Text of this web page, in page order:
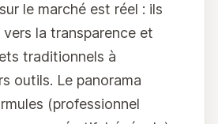
le marché est réel : ils
la transparence et
traditionnels à
outils. Le panorama
(professionnel